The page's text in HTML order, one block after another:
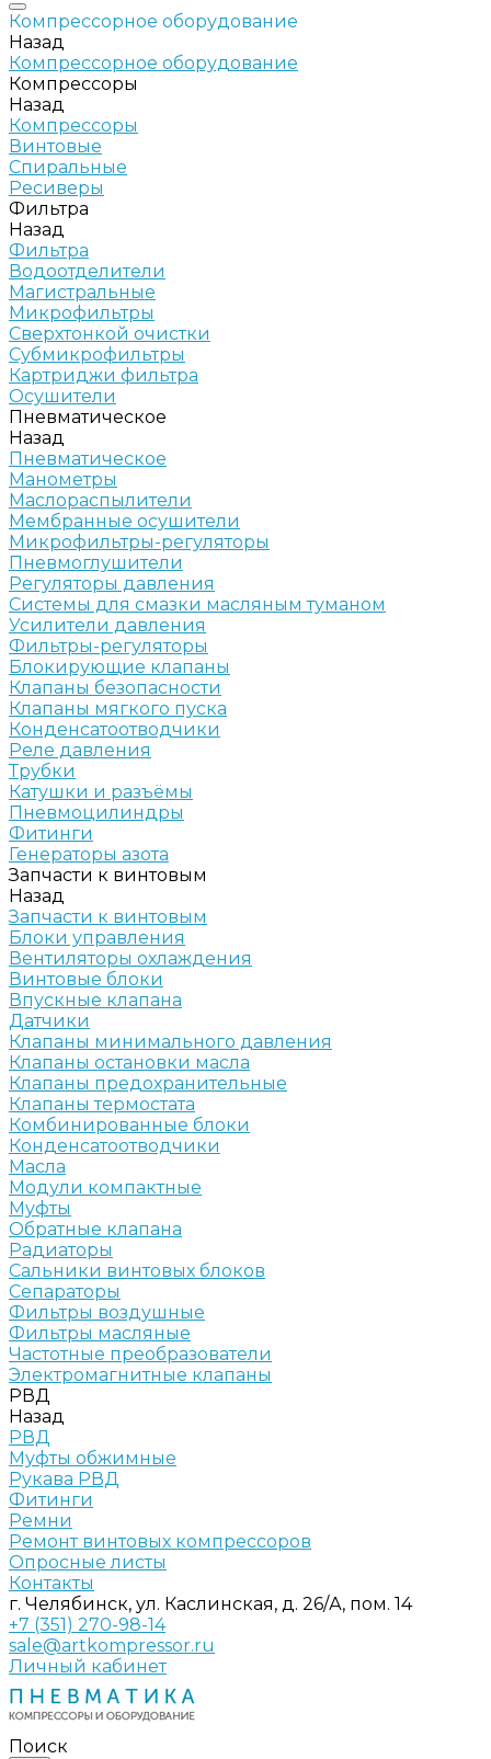
Компрессорное оборудование
Назад
Компрессорное оборудование
Компрессоры
Назад
Компрессоры
Винтовые
Спиральные
Ресиверы
Фильтра
Назад
Фильтра
Водоотделители
Магистральные
Микрофильтры
Сверхтонкой очистки
Субмикрофильтры
Картриджи фильтра
Осушители
Пневматическое
Назад
Пневматическое
Манометры
Маслораспылители
Мембранные осушители
Микрофильтры-регуляторы
Пневмоглушители
Регуляторы давления
Системы для смазки масляным туманом
Усилители давления
Фильтры-регуляторы
Блокирующие клапаны
Клапаны безопасности
Клапаны мягкого пуска
Конденсатоотводчики
Реле давления
Трубки
Катушки и разъёмы
Пневмоцилиндры
Фитинги
Генераторы азота
Запчасти к винтовым
Назад
Запчасти к винтовым
Блоки управления
Вентиляторы охлаждения
Винтовые блоки
Впускные клапана
Датчики
Клапаны минимального давления
Клапаны остановки масла
Клапаны предохранительные
Клапаны термостата
Комбинированные блоки
Конденсатоотводчики
Масла
Модули компактные
Муфты
Обратные клапана
Радиаторы
Сальники винтовых блоков
Сепараторы
Фильтры воздушные
Фильтры масляные
Частотные преобразователи
Электромагнитные клапаны
РВД
Назад
РВД
Муфты обжимные
Рукава РВД
Фитинги
Ремни
Ремонт винтовых компрессоров
Опросные листы
Контакты
г. Челябинск, ул. Каслинская, д. 26/А, пом. 14
+7 (351) 270-98-14
sale@artkompressor.ru
Личный кабинет
Поиск